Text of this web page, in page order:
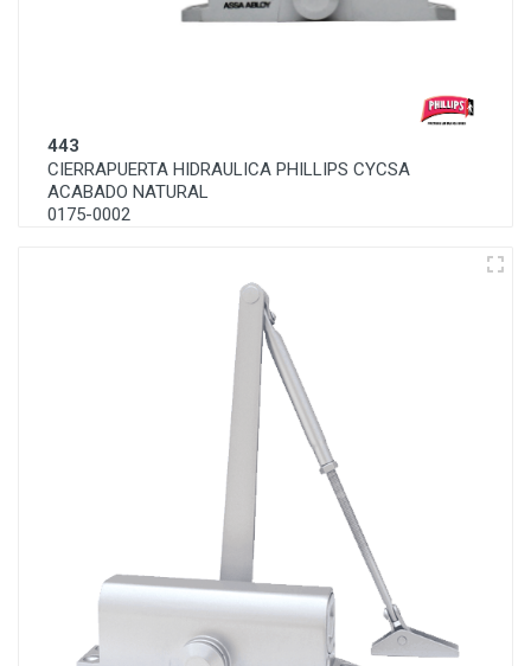
443
CIERRAPUERTA HIDRAULICA PHILLIPS CYCSA
ACABADO NATURAL
0175-0002